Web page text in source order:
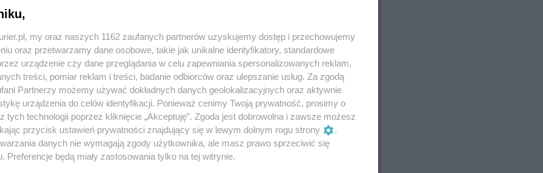
o łącznej powierzchni 546,44 metrów
tys. zł. W 2015 r. ZBiLK na wymianę starej stolarki
REKLAMA
my oraz naszych 1162 zaufanych partnerów uzyskujemy dostęp i przechowujemy
oraz przetwarzamy dane osobowe, takie jak unikalne identyfikatory, standardowe
urządzenie czy dane przeglądania w celu zapewniania spersonalizowanych reklam,
treści, pomiar reklam i treści, badanie odbiorców oraz ulepszanie usług. Za zgodą
Partnerzy możemy używać dokładnych danych geolokalizacyjnych oraz aktywnie
urządzenia do celów identyfikacji. Ponieważ cenimy Twoją prywatność, prosimy o
tych technologii poprzez kliknięcie „Akceptuję”. Zgoda jest dobrowolna i zawsze możesz
przycisk ustawień prywatności znajdujący się w lewym dolnym rogu strony
danych nie wymagają zgody użytkownika, ale masz prawo sprzeciwić się
Preferencje będą miały zastosowania tylko na tej witrynie.